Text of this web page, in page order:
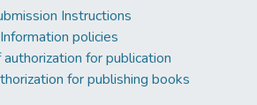
Instructions
Information policies
for publication
for publishing books